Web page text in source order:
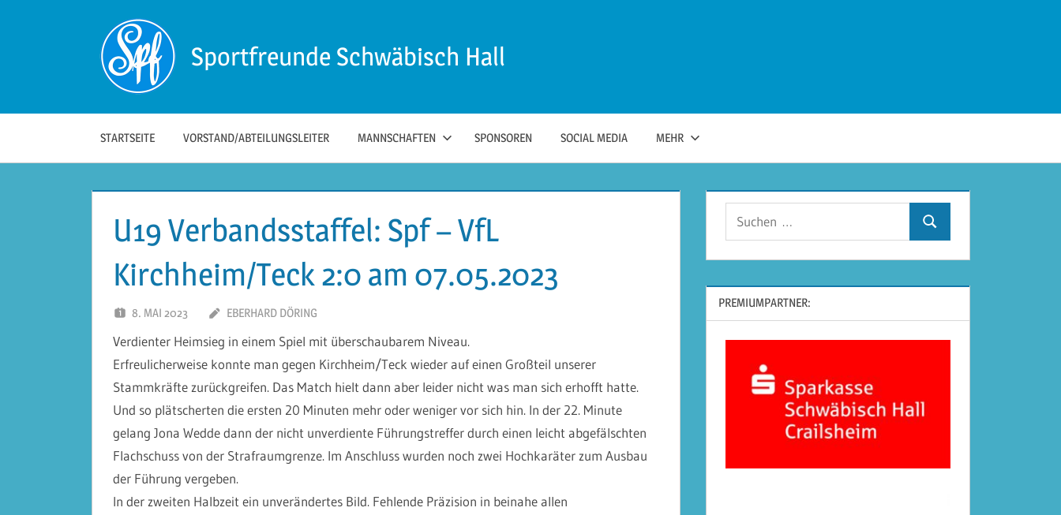
Sportfreunde Schwäbisch Hall
Die
offizielle
Sportfreunde
STARTSEITE VORSTAND/ABTEILUNGSLEITER MANNSCHAFTEN SPONSOREN SOCIAL MEDIA MEHR
U19 Verbandsstaffel: Spf – VfL
Kirchheim/Teck 2:0 am 07.05.2023
8. MAI 2023 EBERHARD DÖRING
Verdienter Heimsieg in einem Spiel mit überschaubarem Niveau.
Erfreulicherweise konnte man gegen Kirchheim/Teck wieder auf einen Großteil unserer
Stammkräfte zurückgreifen. Das Match hielt dann aber leider nicht was man sich erhofft hatte.
Und so plätscherten die ersten 20 Minuten mehr oder weniger vor sich hin. In der 22. Minute
gelang Jona Wedde dann der nicht unverdiente Führungstreffer durch einen leicht abgefälschten
Flachschuss von der Strafraumgrenze. Im Anschluss wurden noch zwei Hochkaräter zum Ausbau
der Führung vergeben.
In der zweiten Halbzeit ein unverändertes Bild. Fehlende Präzision in beinahe allen
Suchen
PREMIUMPARTNER: